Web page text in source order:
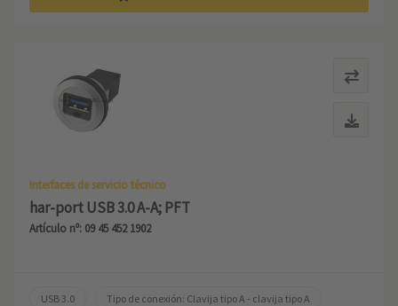
Interfaces de servicio técnico
har-port USB 3.0 A-A; PFT
Artículo nº: 09 45 452 1902
USB 3.0 Tipo de conexión: Clavija tipo A - clavija tipo A